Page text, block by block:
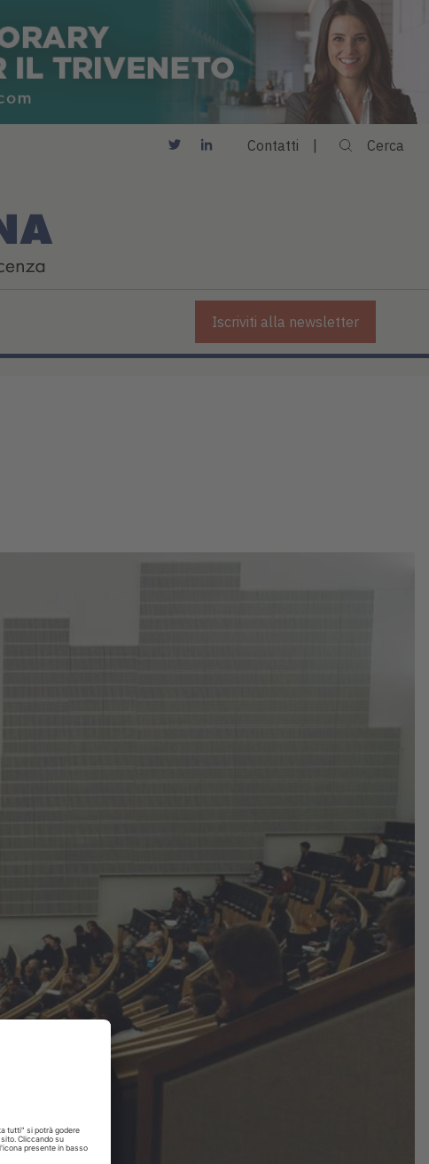
Contatti Cerca
Iscriviti alla newsletter